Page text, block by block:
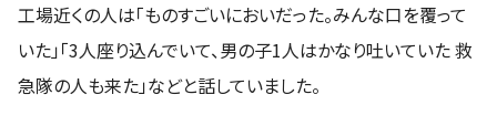
工場近くの人は「ものすごいにおいだった。みんな口を覆って
いた」「3人座り込んでいて、男の子1人はかなり吐いていた 救
急隊の人も来た」などと話していました。